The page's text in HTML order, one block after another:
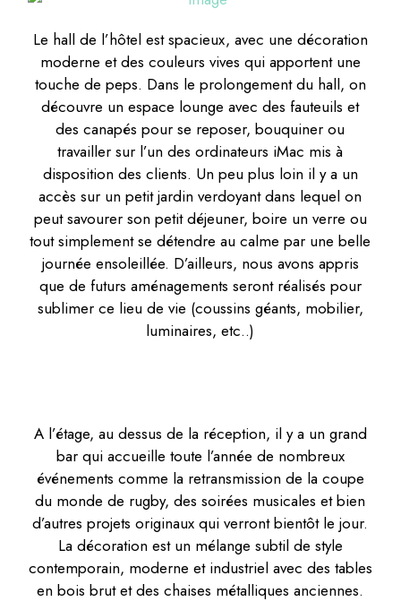
Le hall de l’hôtel est spacieux, avec une décoration
moderne et des couleurs vives qui apportent une
touche de peps. Dans le prolongement du hall, on
découvre un espace lounge avec des fauteuils et
des canapés pour se reposer, bouquiner ou
travailler sur l’un des ordinateurs iMac mis à
disposition des clients. Un peu plus loin il y a un
accès sur un petit jardin verdoyant dans lequel on
peut savourer son petit déjeuner, boire un verre ou
tout simplement se détendre au calme par une belle
journée ensoleillée. D’ailleurs, nous avons appris
que de futurs aménagements seront réalisés pour
sublimer ce lieu de vie (coussins géants, mobilier,
luminaires, etc..)
A l’étage, au dessus de la réception, il y a un grand
bar qui accueille toute l’année de nombreux
événements comme la retransmission de la coupe
du monde de rugby, des soirées musicales et bien
d’autres projets originaux qui verront bientôt le jour.
La décoration est un mélange subtil de style
contemporain, moderne et industriel avec des tables
en bois brut et des chaises métalliques anciennes.